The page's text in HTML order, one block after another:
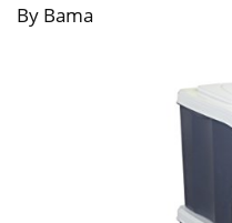
By Bama